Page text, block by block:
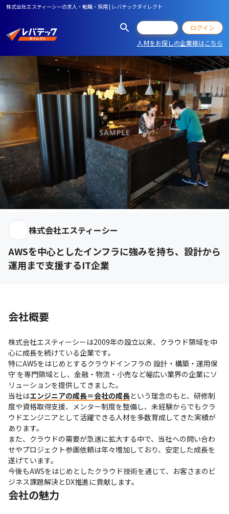
株式会社エスティーシーの求人・転職・採用 | レバテックダイレクト
ログイン
人材をお探しの企業様はこちら
株式会社エスティーシー
AWSを中心としたインフラに強みを持ち、設計から
運用まで支援するIT企業
会社概要
株式会社エスティーシーは2009年の設立以来、クラウド領域を中
心に成長を続けている企業です。
特にAWSをはじめとするクラウドインフラの 設計・構築・運用保
守 を専門領域とし、金融・物流・小売など幅広い業界の企業にソ
リューションを提供してきました。
当社はエンジニアの成長＝会社の成長という理念のもと、研修制
度や資格取得支援、メンター制度を整備し、未経験からでもクラ
ウドエンジニアとして活躍できる人材を多数育成してきた実績が
あります。
また、クラウドの需要が急速に拡大する中で、当社への問い合わ
せやプロジェクト参画依頼は年々増加しており、安定した成長を
遂げています。
今後もAWSをはじめとしたクラウド技術を通じて、お客さまのビ
ジネス課題解決とDX推進に貢献します。
会社の魅力